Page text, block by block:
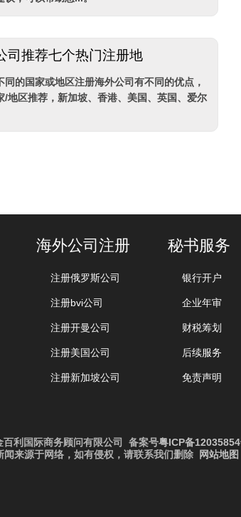
司推荐七个热门注册地
的国家或地区注册海外公司有不同的优点，
/地区推荐，新加坡、香港、美国、英国、爱尔
海外公司注册
注册俄罗斯公司
注册bvi公司
注册开曼公司
注册美国公司
注册新加坡公司
秘书服务
银行开户
企业年审
财税筹划
后续服务
免责声明
利国际商务顾问有限公司 备案号粤ICP备
闻来源于网络，如有侵权，请联系我们删除
网站地图